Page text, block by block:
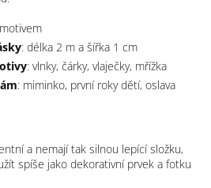
: délka 2 m a šířka 1 cm
: vlnky, čárky, vlaječky, mřížka
: miminko, první roky dětí, oslava
a nemají tak silnou lepící složku,
spíše jako dekorativní prvek a fotku